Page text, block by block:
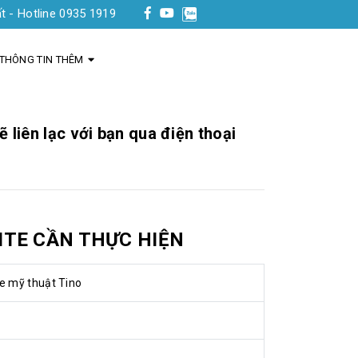
0935 1919 03
TIN THÊM
liên lạc với bạn qua điện thoại
CẦN THỰC HIỆN
mỹ thuật Tino